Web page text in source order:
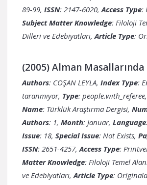
89-99, ISSN: 2147-6020, Access Type:
Subject Matter Knowledge: Filoloji
Dilleri ve Edebiyatları, Article Type:
(2005) Alman
Authors: COŞAN LEYLA, Index Type:
taranmıyor, Type: people.with_referee,
Name: Türklük Araştırma Dergisi,
Authors: 1, Month: Januar, Language
Issue: 18, Special Issue: Not Exists,
ISSN: 2651-4257, Access Type:
Matter Knowledge: Filoloji Temel
ve Edebiyatları, Article Type: